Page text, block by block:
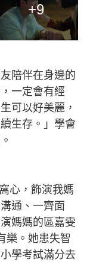
+9
陪伴在身邊的
一定會有經
可以好美麗，
生存。」學會
心，飾演我媽
通、一齊面
媽媽的區嘉雯
樂。她患失智
學考試滿分去